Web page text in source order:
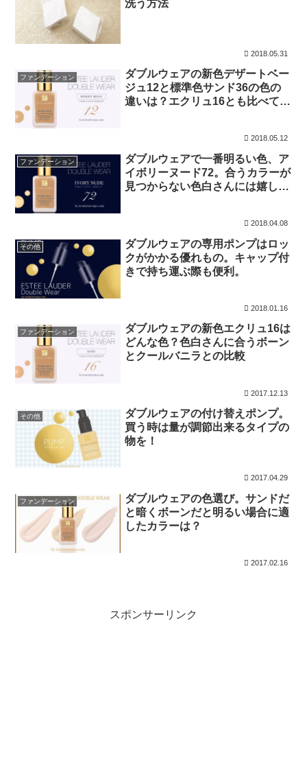
洗う方法
2018.05.31
ファンデーション
ダブルウェアの新色デザートベー
ジュ12と標準色サンド36の色の
違いは？エクリュ16とも比べて見
2018.05.12
ファンデーション
ダブルウェアで一番明るい色、ア
イボリーヌード72。合うカラーが
見つからない色白さんには嬉しい
2018.04.08
その他
ダブルウェアの専用ポンプはロッ
クがかかる優れもの。キャップ付
きで持ち運ぶ際も便利。
2018.01.16
ファンデーション
ダブルウェアの新色エクリュ16は
どんな色？色白さんに合うボーン
とクールバニラとの比較
2017.12.13
その他
ダブルウェアの付け替えポンプ。
買う時は量が調節出来るタイプの
物を！
2017.04.29
ファンデーション
ダブルウェアの色選び。サンドだ
と暗くボーンだと明るい場合に適
したカラーは？
2017.02.16
スポンサーリンク